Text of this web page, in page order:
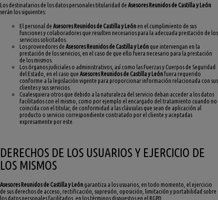
Los destinatarios de los datos personales titularidad de Asesores Reunidos de Castilla y León
serán los siguientes:
El personal de Asesores Reunidos de Castilla y León en el cumplimiento de sus
funciones y colaboradores que resulten necesarios para la adecuada prestación de los
servicios solicitados.
Los proveedores de Asesores Reunidos de Castilla y León que intervengan en la
prestación de los servicios, en el caso de que ello fuera necesario para la prestación
de los mismos.
Los órganos judiciales o administrativos, así como las Fuerzas y Cuerpos de Seguridad
del Estado, en el caso que Asesores Reunidos de Castilla y León fuera requerido
conforme a la legislación vigente para proporcionar información relacionada con sus
clientes y sus servicios.
Cualesquiera otros que debido a la naturaleza del servicio deban acceder a los datos
facilitados con el mismo, como por ejemplo el encargado del tratamiento cuando no
coincida con el titular, de conformidad a las cláusulas que sean de aplicación al
producto o servicio correspondiente contratado por el cliente y aceptadas
expresamente por este.
DERECHOS DE LOS USUARIOS Y EJERCICIO DE
LOS MISMOS
Asesores Reunidos de Castilla y León garantiza a los usuarios, en todo momento, el ejercicio
de sus derechos de acceso, rectificación, supresión, oposición, limitación y portabilidad sobre
los datos personales facilitados, en los términos dispuestos en el RGPD.